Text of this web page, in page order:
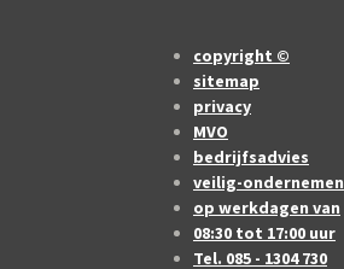
copyright ©
sitemap
privacy
MVO
bedrijfsadvies
veilig-ondernemen
op werkdagen van
08:30 tot 17:00 uur
Tel. 085 - 1304 730